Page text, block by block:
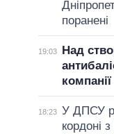
поранені
19:03
Над
18:23 У ДПСУ
кордоні